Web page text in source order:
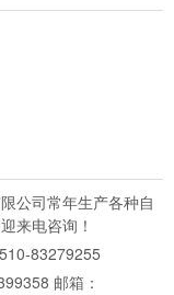
公司常年生产各种自
来电咨询！
83279255
邮箱：